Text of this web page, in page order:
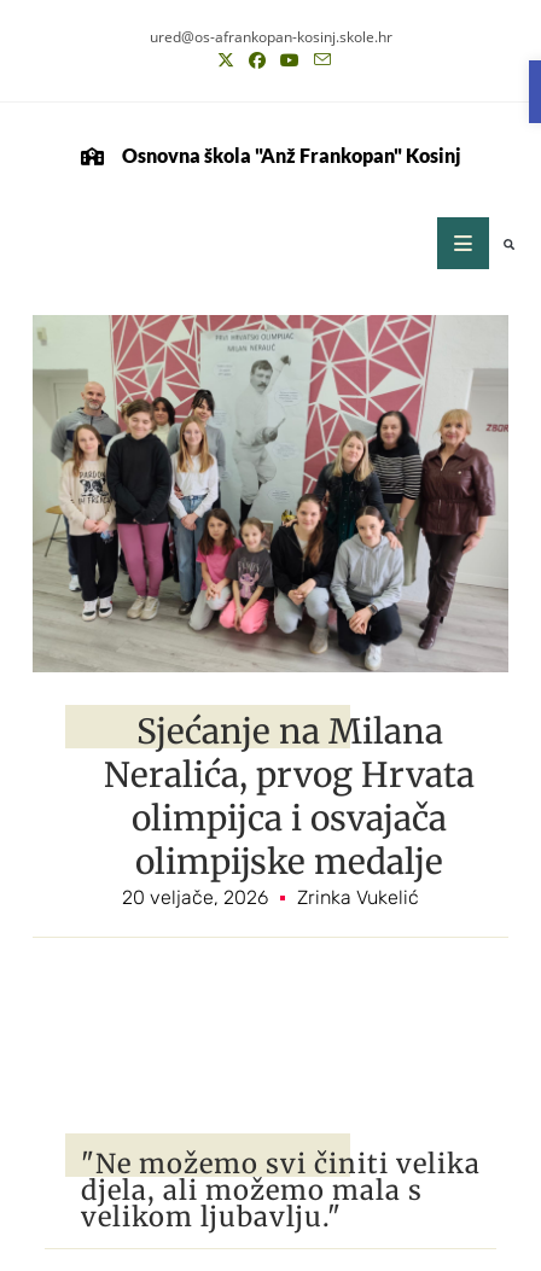
ured@os-afrankopan-kosinj.skole.hr
Osnovna škola "Anž Frankopan" Kosinj
Sjećanje na Milana
Neralića, prvog Hrvata
olimpijca i osvajača
olimpijske medalje
20 veljače, 2026 Zrinka Vukelić
"Ne možemo svi činiti velika
djela, ali možemo mala s
velikom ljubavlju."